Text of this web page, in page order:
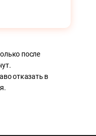
после
отказать в